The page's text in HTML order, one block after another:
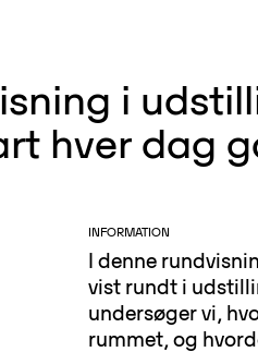
i
hver dag
INFORMATION
I denne
vist rundt i
undersøger vi,
rummet, og